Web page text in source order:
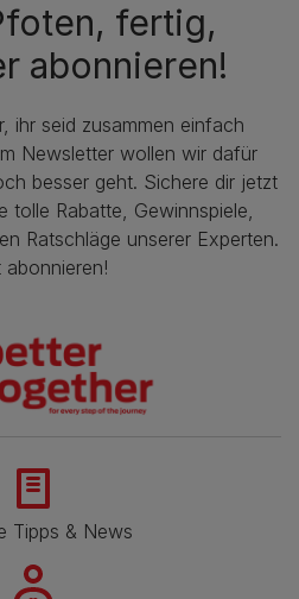
fertig,
abonnieren!
ihr seid zusammen einfach
Newsletter wollen wir dafür
besser geht. Sichere dir jetzt
tolle Rabatte, Gewinnspiele,
Ratschläge unserer Experten.
abonnieren!
Tipps & News